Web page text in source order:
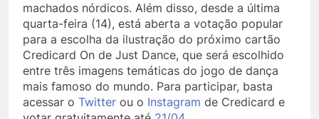
machados nórdicos. Além disso, desde a última
quarta-feira (14), está aberta a votação popular
para a escolha da ilustração do próximo cartão
Credicard On de Just Dance, que será escolhido
entre três imagens temáticas do jogo de dança
mais famoso do mundo. Para participar, basta
acessar o Twitter ou o Instagram de Credicard e